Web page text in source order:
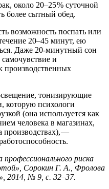
около 20–25 % суточной
более сытный обед.
возможность поспать или
20–45 минут, ею
Даже 20-минутный сон
и
производственных
тонизирующие
которую психологи
(она используется как
человека в магазинах,
производствах), —
риска
Сорокин Г. А., Фролова
2014, № 9, с. 32–37.